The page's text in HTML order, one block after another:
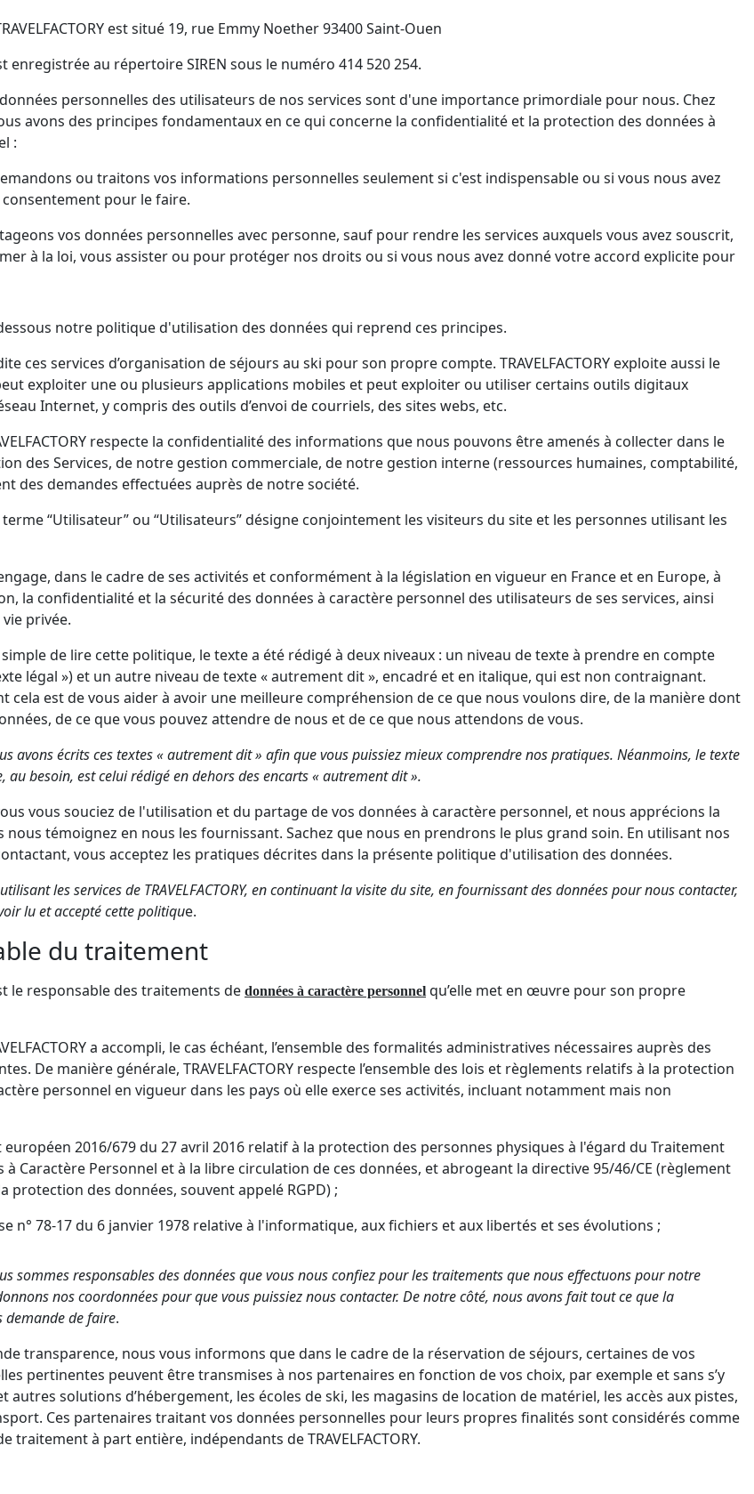
est situé 19, rue Emmy Noether 93400 Saint-Ouen
enregistrée au répertoire SIREN sous le numéro 414 520 254.
personnelles des utilisateurs de nos services sont d'une importance primordiale pour nous. Chez
nous avons des principes fondamentaux en ce qui concerne la confidentialité et la protection des données à
:
ou traitons vos informations personnelles seulement si c'est indispensable ou si vous nous avez
pour le faire.
vos données personnelles avec personne, sauf pour rendre les services auxquels vous avez souscrit,
à la loi, vous assister ou pour protéger nos droits ou si vous nous avez donné votre accord explicite pour
notre politique d'utilisation des données qui reprend ces principes.
ces services d’organisation de séjours au ski pour son propre compte. TRAVELFACTORY exploite aussi le
exploiter une ou plusieurs applications mobiles et peut exploiter ou utiliser certains outils digitaux
Internet, y compris des outils d’envoi de courriels, des sites webs, etc.
respecte la confidentialité des informations que nous pouvons être amenés à collecter dans le
des Services, de notre gestion commerciale, de notre gestion interne (ressources humaines, comptabilité,
des demandes effectuées auprès de notre société.
“Utilisateur” ou “Utilisateurs” désigne conjointement les visiteurs du site et les personnes utilisant les
dans le cadre de ses activités et conformément à la législation en vigueur en France et en Europe, à
la confidentialité et la sécurité des données à caractère personnel des utilisateurs de ses services, ainsi
privée.
de lire cette politique, le texte a été rédigé à deux niveaux : un niveau de texte à prendre en compte
légal ») et un autre niveau de texte « autrement dit », encadré et en italique, qui est non contraignant.
cela est de vous aider à avoir une meilleure compréhension de ce que nous voulons dire, de la manière dont
de ce que vous pouvez attendre de nous et de ce que nous attendons de vous.
avons écrits ces textes « autrement dit » afin que vous puissiez mieux comprendre nos pratiques. Néanmoins, le texte
au besoin, est celui rédigé en dehors des encarts « autrement dit ».
vous souciez de l'utilisation et du partage de vos données à caractère personnel, et nous apprécions la
nous témoignez en nous les fournissant. Sachez que nous en prendrons le plus grand soin. En utilisant nos
vous acceptez les pratiques décrites dans la présente politique d'utilisation des données.
les services de TRAVELFACTORY, en continuant la visite du site, en fournissant des données pour nous contacter,
lu et accepté cette politique.
du traitement
le responsable des traitements de données à caractère personnel qu’elle met en œuvre pour son propre
a accompli, le cas échéant, l’ensemble des formalités administratives nécessaires auprès des
De manière générale, TRAVELFACTORY respecte l’ensemble des lois et règlements relatifs à la protection
personnel en vigueur dans les pays où elle exerce ses activités, incluant notamment mais non
2016/679 du 27 avril 2016 relatif à la protection des personnes physiques à l'égard du Traitement
à Caractère Personnel et à la libre circulation de ces données, et abrogeant la directive 95/46/CE (règlement
protection des données, souvent appelé RGPD) ;
n° 78-17 du 6 janvier 1978 relative à l'informatique, aux fichiers et aux libertés et ses évolutions ;
sommes responsables des données que vous nous confiez pour les traitements que nous effectuons pour notre
nos coordonnées pour que vous puissiez nous contacter. De notre côté, nous avons fait tout ce que la
de faire.
transparence, nous vous informons que dans le cadre de la réservation de séjours, certaines de vos
pertinentes peuvent être transmises à nos partenaires en fonction de vos choix, par exemple et sans s’y
autres solutions d’hébergement, les écoles de ski, les magasins de location de matériel, les accès aux pistes,
Ces partenaires traitant vos données personnelles pour leurs propres finalités sont considérés comme
traitement à part entière, indépendants de TRAVELFACTORY.